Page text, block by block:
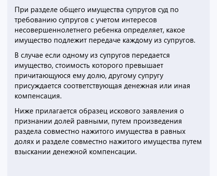
При разделе общего имущества супругов суд по
требованию супругов с учетом интересов
несовершеннолетнего ребенка определяет, какое
имущество подлежит передаче каждому из супругов.
В случае если одному из супругов передается
имущество, стоимость которого превышает
причитающуюся ему долю, другому супругу
присуждается соответствующая денежная или иная
компенсация.
Ниже прилагается образец искового заявления о
признании долей равными, путем произведения
раздела совместно нажитого имущества в равных
долях и разделе совместно нажитого имущества путем
взыскании денежной компенсации.